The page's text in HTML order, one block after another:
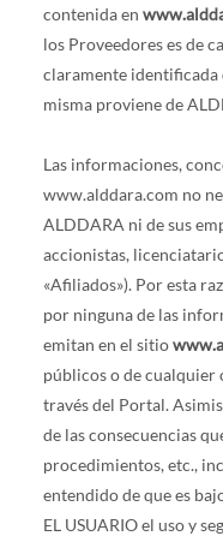
contenida en
los Proveedores es de
claramente identificada
misma proviene de
Las informaciones,
www.alddara.com no
ALDDARA ni de sus
accionistas,
«Afiliados»). Por esta
por ninguna de las
emitan en el sitio
públicos o de cualquier
través del Portal.
de las consecuencias
procedimientos, etc.,
entendido de que es
EL USUARIO el uso y